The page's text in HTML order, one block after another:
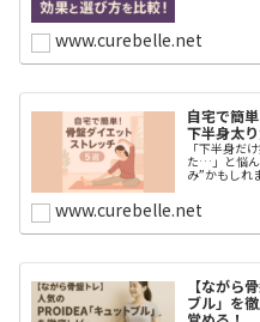
www.curebelle.net
自宅で簡
下半身太
「下半身だ
た…」と悩ん
み”かもしれ
つご紹介し
www.curebelle.net
【ながら
ブル」を